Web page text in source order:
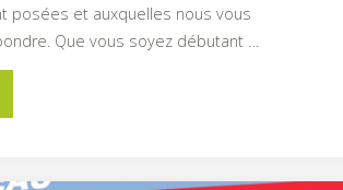
posées et auxquelles nous vous
Que vous soyez débutant …